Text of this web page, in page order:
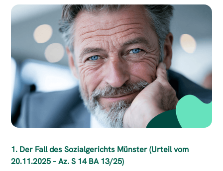
1. Der Fall des Sozialgerichts Münster (Urteil vom
20.11.2025 – Az. S 14 BA 13/25)